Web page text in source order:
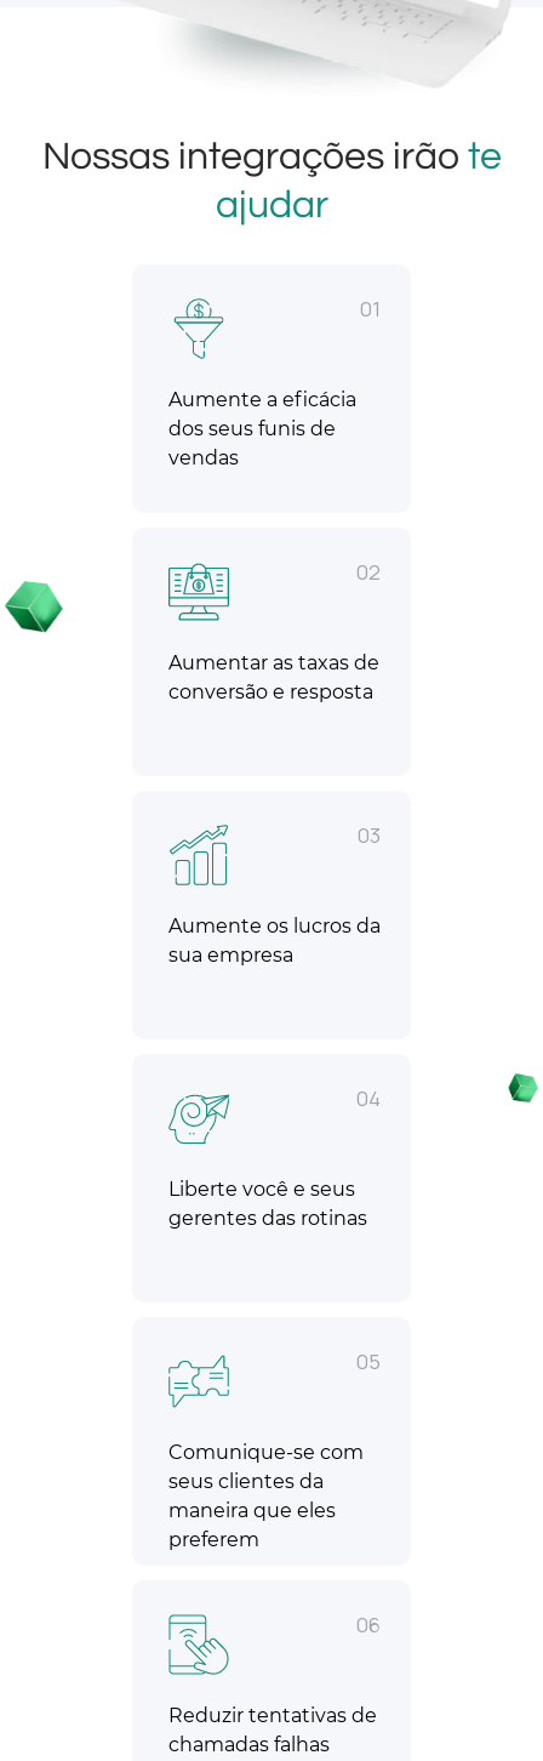
Nossas integrações irão te
ajudar
01
Aumente a eficácia
dos seus funis de
vendas
02
Aumentar as taxas de
conversão e resposta
03
Aumente os lucros da
sua empresa
04
Liberte você e seus
gerentes das rotinas
05
Comunique-se com
seus clientes da
maneira que eles
preferem
06
Reduzir tentativas de
chamadas falhas